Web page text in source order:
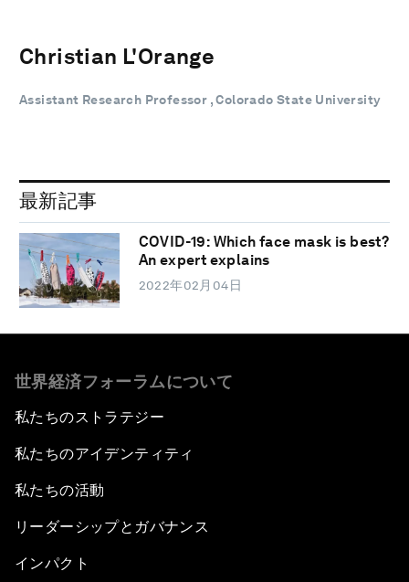
Christian L'Orange
Assistant Research Professor , Colorado State University
最新記事
COVID-19: Which face mask is best?
An expert explains
2022年02月04日
世界経済フォーラムについて
私たちのストラテジー
私たちのアイデンティティ
私たちの活動
リーダーシップとガバナンス
インパクト